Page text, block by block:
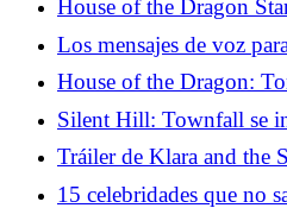
House of the Dragon
garganta de la
Los mensajes de voz
amor para curarse del
House of the Dragon:
momento Ulf que lo
Silent Hill: Townfall se
melancolía y estamos
Tráiler de Klara and the
Ortega prueba la
15 celebridades que no